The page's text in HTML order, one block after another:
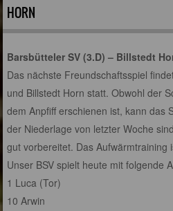
HORN
Barsbütteler SV (3.D) – Billstedt
Das nächste Freundschaftsspiel
und Billstedt Horn statt. Obwohl der
dem Anpfiff erschienen ist, kann das
der Niederlage von letzter Woche
gut vorbereitet. Das Aufwärmtraining
Unser BSV spielt heute mit folgende
1 Luca (Tor)
10 Arwin